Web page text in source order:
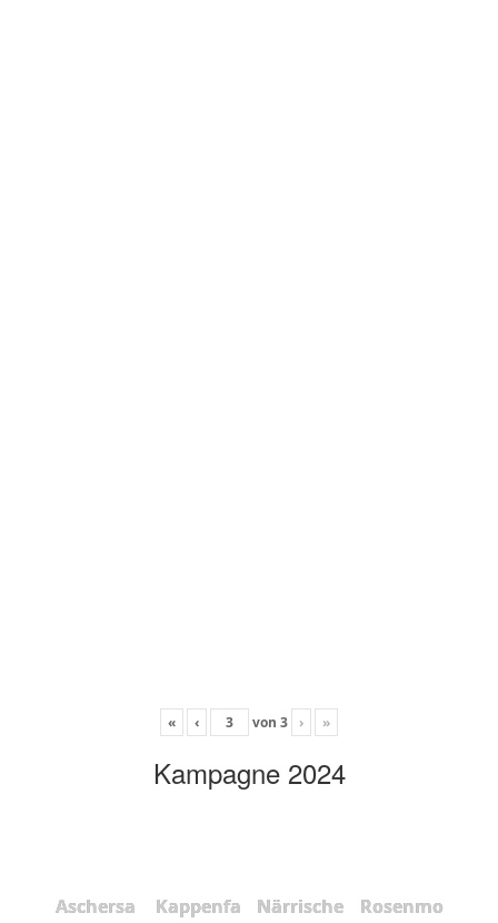
« ‹ von 3 › »
Kampagne 2024
Aschersa
Kappenfa
Närrische
Rosenmo